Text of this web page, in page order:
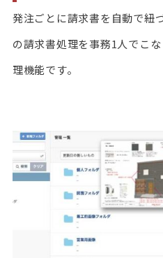
発注ごとに請求書を自動で紐
の請求書処理を事務1人でこ
理機能です。